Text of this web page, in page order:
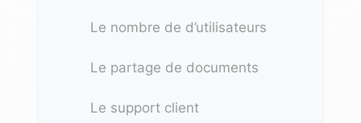
Le nombre de d’utilisateurs
Le partage de documents
Le support client